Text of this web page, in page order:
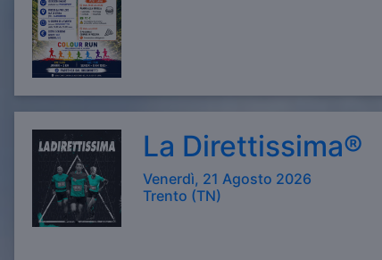
La Direttissima®
Venerdì, 21 Agosto 2026
Trento (TN)